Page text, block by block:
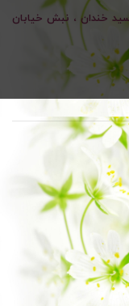
سید خندان ، نبش خیابان